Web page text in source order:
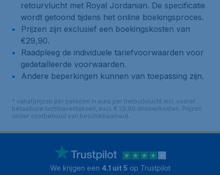
retourvlucht met Royal Jordanian. De specificatie
wordt getoond tijdens het online boekingsproces.
Prijzen zijn exclusief een boekingskosten van
€29,90.
Raadpleeg de individuele tariefvoorwaarden voor
gedetailleerde voorwaarden.
Andere beperkingen kunnen van toepassing zijn.
* vanafprijzen per persoon in euro per (retour)vlucht incl. vooraf
betaalbare luchthaventaksen, excl. € 29,90 dossierkosten. Prijzen
onder voorbehoud van beschikbaarheid.
We krijgen een 4.1 uit 5 op Trustpilot